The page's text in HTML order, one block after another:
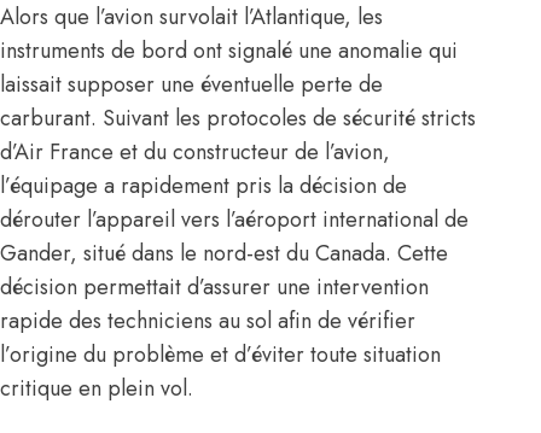
Alors que l’avion survolait l’Atlantique, les
instruments de bord ont signalé une anomalie qui
laissait supposer une éventuelle perte de
carburant. Suivant les protocoles de sécurité stricts
d’Air France et du constructeur de l’avion,
l’équipage a rapidement pris la décision de
dérouter l’appareil vers l’aéroport international de
Gander, situé dans le nord-est du Canada. Cette
décision permettait d’assurer une intervention
rapide des techniciens au sol afin de vérifier
l’origine du problème et d’éviter toute situation
critique en plein vol.